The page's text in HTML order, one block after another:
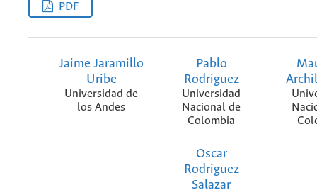
PDF
Jaime Jaramillo
Uribe
Universidad de
los Andes
Pablo
Rodriguez
Universidad
Nacional de
Colombia
Oscar
Rodriguez
Salazar